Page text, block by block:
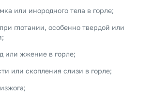
или инородного тела в горле;
глотании, особенно твердой или
или жжение в горле;
или скопления слизи в горле;